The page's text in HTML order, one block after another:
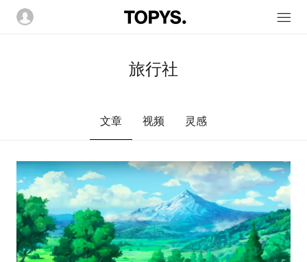
旅行社
文章 视频 灵感